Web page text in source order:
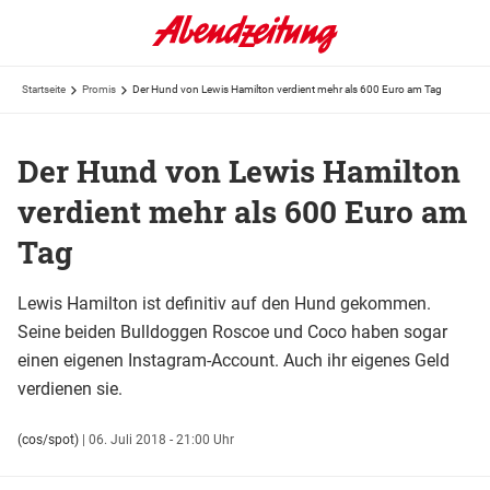
Startseite Promis Der Hund von Lewis Hamilton verdient mehr als 600 Euro am Tag
Der Hund von Lewis Hamilton
verdient mehr als 600 Euro am
Tag
Lewis Hamilton ist definitiv auf den Hund gekommen.
Seine beiden Bulldoggen Roscoe und Coco haben sogar
einen eigenen Instagram-Account. Auch ihr eigenes Geld
verdienen sie.
(cos/spot) | 06. Juli 2018 - 21:00 Uhr